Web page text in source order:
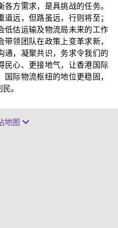
方需求，是具挑战的任务。
道远，但路虽远，行则将至；
低估运输及物流局未来的工作
领团队在政策上变革求新，
通，凝聚共识，务求令我们的
民心、更接地气，让香港国际
际物流枢纽的地位更稳固，
。
地图